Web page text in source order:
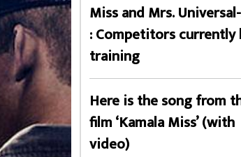
Miss and Mrs.
: Competitors currently
training
Here is the song from
film ‘Kamala Miss’ (with
video)